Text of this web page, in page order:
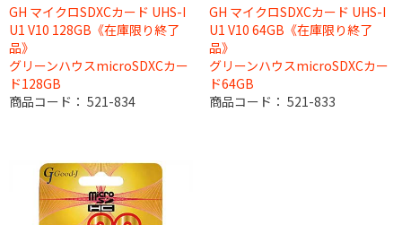
GH マイクロSDXCカード UHS-I
U1 V10 128GB《在庫限り終了
品》
グリーンハウスmicroSDXCカー
ド128GB
商品コード： 521-834
GH マイクロSDXCカード UHS-I
U1 V10 64GB《在庫限り終了
品》
グリーンハウスmicroSDXCカー
ド64GB
商品コード： 521-833